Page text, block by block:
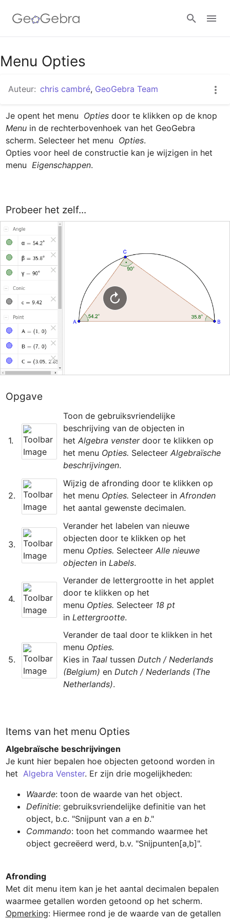
Google Classroom
GeoGebra Klaslokaal
Aanmelden
Menu Opties
Auteur: chris cambré, GeoGebra Team
Je opent het menu Opties door te klikken op de knop
Menu in de rechterbovenhoek van het GeoGebra
scherm. Selecteer het menu Opties.
Opties voor heel de constructie kan je wijzigen in het
menu Eigenschappen.
Probeer het zelf...
Opgave
﻿1.
﻿Toon de gebruiksvriendelijke
beschrijving van de objecten in
het Algebra venster door te klikken op
het menu Opties. Selecteer Algebraïsche
beschrijvingen
﻿2.
Wijzig de afronding door te klikken op
het menu Opties. Selecteer in Afronden
﻿3.
Verander het labelen van nieuwe
objecten door te klikken op het
menu Opties. Selecteer Alle nieuwe
objecten in Labels.
﻿4.
Verander de lettergrootte in het applet
door te klikken op het
menu Opties. Selecteer 18 pt
in Lettergrootte.
﻿5.
Verander de taal door te klikken in het
menu Opties.
Kies in Taal tussen Dutch / Nederlands
(Belgium) en Dutch / Nederlands (The
Netherlands).
Items van het menu Opties
Algebraïsche beschrijvingen
Je kunt hier bepalen hoe objecten getoond worden in
het Algebra Venster
. Er zijn drie mogelijkheden:
Waarde: toon de waarde van het object.
Definitie: gebruiksvriendelijke definitie van het
object, b.c. "Snijpunt van a en b."
Commando: toon het commando waarmee het
object gecreëerd werd, b.v. "Snijpunten[a,b]".
Afronding
Met dit menu item kan je het aantal decimalen bepalen
Opmerking: Hiermee rond je de waarde van de getallen